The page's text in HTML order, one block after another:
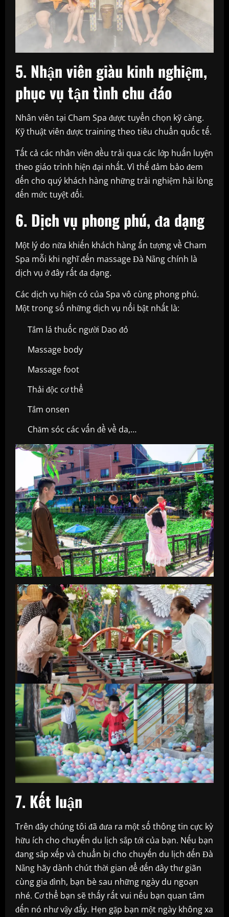
5. Nhận viên giàu kinh nghiệm,
phục vụ tận tình chu đáo
Nhân viên tại Cham Spa được tuyển chọn kỹ càng.
Kỹ thuật viên được training theo tiêu chuẩn quốc tế.
Tất cả các nhân viên đều trải qua các lớp huấn luyện
theo giáo trình hiện đại nhất. Vì thế đảm bảo đem
đến cho quý khách hàng những trải nghiệm hài lòng
đến mức tuyệt đối.
6. Dịch vụ phong phú, đa dạng
Một lý do nữa khiến khách hàng ấn tượng về Cham
Spa mỗi khi nghĩ đến massage Đà Nẵng chính là
dịch vụ ở đây rất đa dạng.
Các dịch vụ hiện có của Spa vô cùng phong phú.
Một trong số những dịch vụ nổi bật nhất là:
Tắm lá thuốc người Dao đỏ
Massage body
Massage foot
Thải độc cơ thể
Tắm onsen
Chăm sóc các vấn đề về da,…
7. Kết luận
Trên đây chúng tôi đã đưa ra một số thông tin cực kỳ
hữu ích cho chuyến du lịch sắp tới của bạn. Nếu bạn
đang sắp xếp và chuẩn bị cho chuyến du lịch đến Đà
Nẵng hãy dành chút thời gian để đến đây thư giãn
cùng gia đình, bạn bè sau những ngày du ngoạn
nhé. Cơ thể bạn sẽ thấy rất vui nếu bạn quan tâm
đến nó như vậy đấy. Hẹn gặp bạn một ngày không xa